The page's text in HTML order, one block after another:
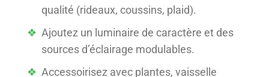
qualité (rideaux, coussins, plaid).
Ajoutez un luminaire de caractère et des
sources d’éclairage modulables.
Accessoirisez avec plantes, vaisselle